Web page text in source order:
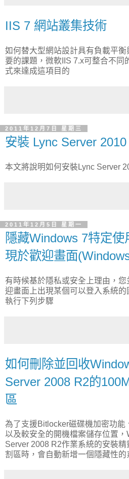
IIS 7 網站叢集技術
如何替大型網站設計具有負載平
要的課題，微軟IIS 7.x可整合不同
式來達成這項目的
2011年12月7日 星期三
安裝 Lync Server 2010
本文將說明如何安裝Lync Server
2011年12月5日 星期一
隱藏Windows 7特定
現於歡迎畫面
有時候基於隱私或安全上理由，
迎畫面上出現某個可以登入系統
執行下列步驟
如何刪除並回收
Server 2008 R2的
區
為了支援Bitlocker磁碟機加密功能
以及較安全的開機檔案儲存位置
Server 2008 R2作業系統的安裝
割區時，會自動新增一個隱藏性的